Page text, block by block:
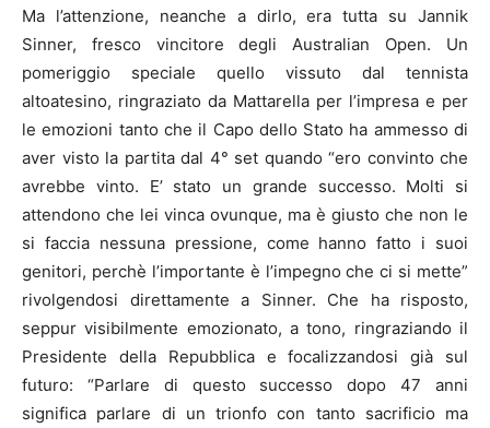
Ma l’attenzione, neanche a dirlo, era tutta su Jannik
Sinner, fresco vincitore degli Australian Open. Un
pomeriggio speciale quello vissuto dal tennista
altoatesino, ringraziato da Mattarella per l’impresa e per
le emozioni tanto che il Capo dello Stato ha ammesso di
aver visto la partita dal 4° set quando “ero convinto che
avrebbe vinto. E’ stato un grande successo. Molti si
attendono che lei vinca ovunque, ma è giusto che non le
si faccia nessuna pressione, come hanno fatto i suoi
genitori, perchè l’importante è l’impegno che ci si mette”
rivolgendosi direttamente a Sinner. Che ha risposto,
seppur visibilmente emozionato, a tono, ringraziando il
Presidente della Repubblica e focalizzandosi già sul
futuro: “Parlare di questo successo dopo 47 anni
significa parlare di un trionfo con tanto sacrificio ma